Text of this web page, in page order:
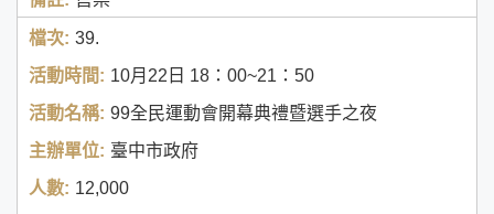
39.
10月22日 18：00~21：50
99全民運動會開幕典禮暨選手之夜
臺中市政府
12,000